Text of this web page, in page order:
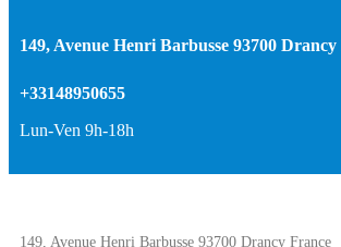
149, Avenue Henri Barbusse 93700
+33148950655
Lun-Ven 9h-18h
149, Avenue Henri Barbusse 93700 Drancy France